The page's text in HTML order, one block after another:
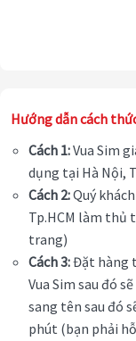
Hướng dẫn cách
Cách 1:Vua Sim
dụng tại Hà Nội,
Cách 2:Quý
Tp.HCM làm thủ
trang)
Cách 3:Đặt hàng
Vua Sim sau đó
sang tên sau đó
phút (bạn phải